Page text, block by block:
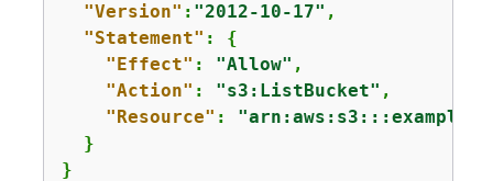
"Version" : "2012-10-17" ,
"Statement" : {
"Effect" : "Allow" ,
"Action" : "s3:ListBucket" ,
"Resource" :
  }
}